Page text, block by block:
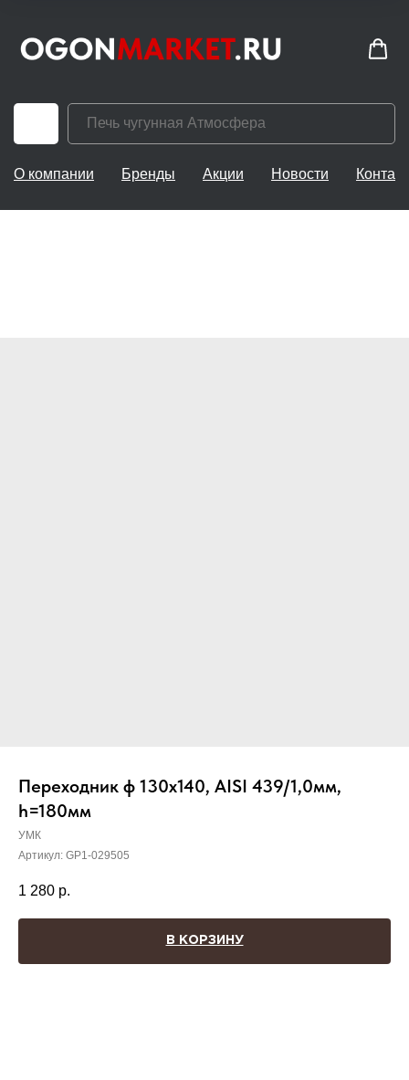
О компании Бренды Акции Новости
Переходник ф 130х140, AISI 439/1,0мм,
h=180мм
УМК
Артикул: GP1-029505
1 280 р.
В КОРЗИНУ